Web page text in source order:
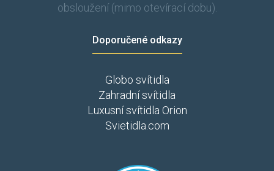
obsloužení (mimo otevírací dobu).
Doporučené odkazy
Globo svítidla
Zahradní svítidla
Luxusní svítidla Orion
Svietidla.com